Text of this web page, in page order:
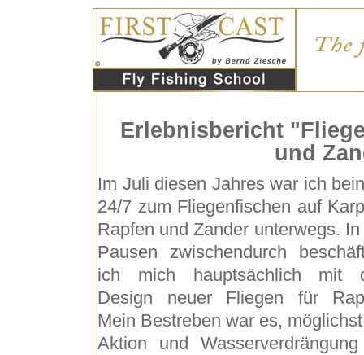
Erlebnisbericht
und
Im Juli diesen Jahres war ich
24/7 zum Fliegenfischen auf
Rapfen und Zander unterwegs. In
Pausen zwischendurch
ich mich hauptsächlich mit
Design neuer Fliegen für
Mein Bestreben war es,
Aktion und